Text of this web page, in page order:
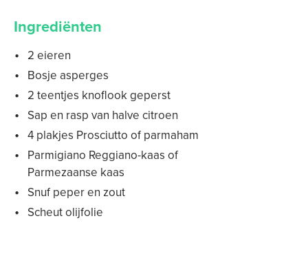
Ingrediënten
2 eieren
Bosje asperges
2 teentjes knoflook geperst
Sap en rasp van halve citroen
4 plakjes Prosciutto of parmaham
Parmigiano Reggiano-kaas of
Parmezaanse kaas
Snuf peper en zout
Scheut olijfolie